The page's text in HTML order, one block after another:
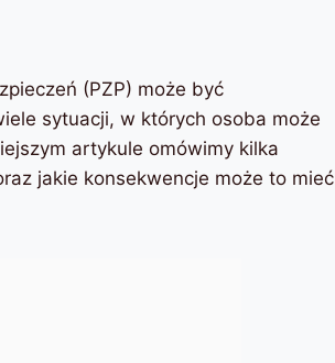
(PZP) może być
sytuacji, w których osoba może
artykule omówimy kilka
jakie konsekwencje może to mieć